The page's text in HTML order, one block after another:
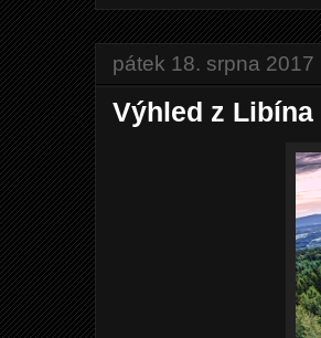
pátek 18. srpna 2017
Výhled z Libína